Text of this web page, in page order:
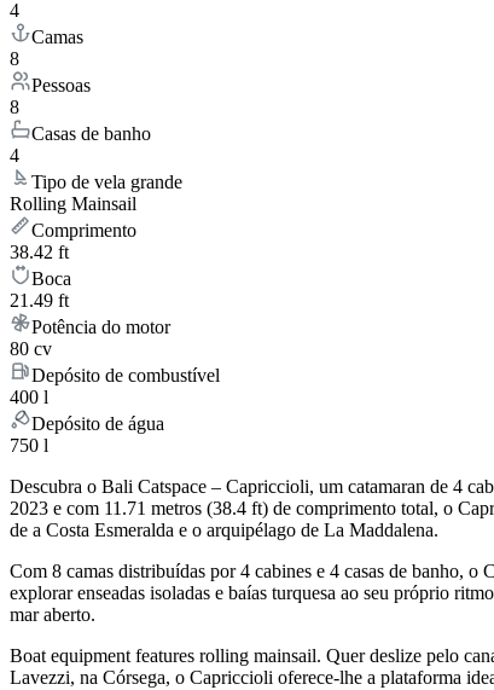
4
Camas
8
Pessoas
8
Casas de banho
4
Tipo de vela grande
Rolling Mainsail
Comprimento
38.42 ft
Boca
21.49 ft
Potência do motor
80 cv
Depósito de combustível
400 l
Depósito de água
750 l
Descubra o Bali Catspace – Capriccioli, um catamaran de 4
2023 e com 11.71 metros (38.4 ft) de comprimento total, o
de a Costa Esmeralda e o arquipélago de La Maddalena.
Com 8 camas distribuídas por 4 cabines e 4 casas de banho,
explorar enseadas isoladas e baías turquesa ao seu próprio
mar aberto.
Boat equipment features rolling mainsail. Quer deslize pelo
Lavezzi, na Córsega, o Capriccioli oferece-lhe a plataforma